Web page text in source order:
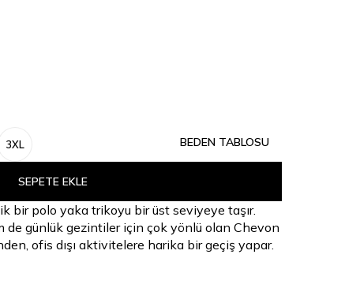
3XL BEDEN TABLOSU
SEPETE EKLE
bir polo yaka trikoyu bir üst seviyeye taşır.
de günlük gezintiler için çok yönlü olan Chevon
ofis dışı aktivitelere harika bir geçiş yapar.